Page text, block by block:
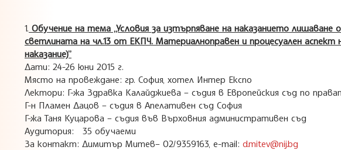
1. Обучение на тема „Условия за изтърпяване на наказанието
светлината на чл.13 от ЕКПЧ. Материалноправен и процесуален
наказание)”
Дати: 24-26 юни 2015 г.
Място на провеждане: гр. София, хотел Интер Експо
Лектори: Г-жа Здравка Калайджиева – съдия в Европейския съд по
Г-н Пламен Дацов – съдия в Апелативен съд София
Г-жа Таня Куцарова – съдия във Върховния административен съд
Аудитория: 35 обучаеми
За контакт: Димитър Митев– 02/9359163, e-mail: d.mitev@nij.bg